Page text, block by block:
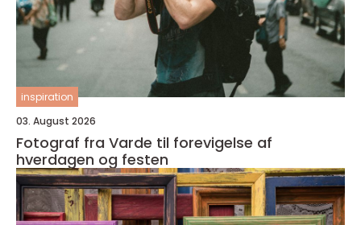
inspiration
03. August 2026
Fotograf fra Varde til forevigelse af
hverdagen og festen